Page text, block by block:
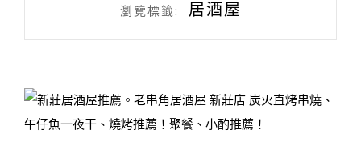
瀏覽標籤: 居酒屋